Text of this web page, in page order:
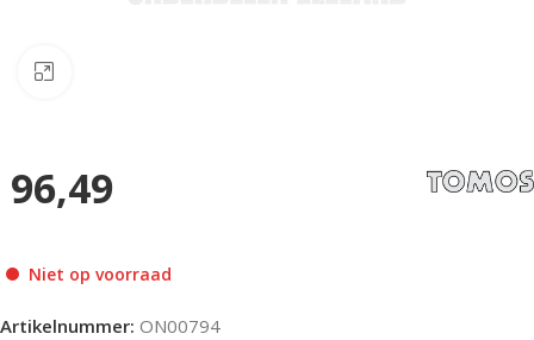
96,49
Niet op voorraad
Artikelnummer: ON00794